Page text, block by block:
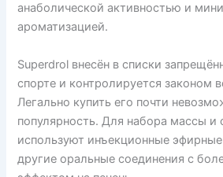
анаболической активностью и
ароматизацией.
Superdrol внесён в списки
спорте и контролируется законом
Легально купить его почти
популярность. Для набора массы и
используют инъекционные
другие оральные соединения с